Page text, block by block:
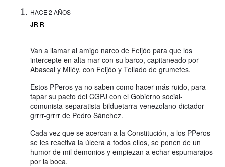
HACE 2 AÑOS
JR R
Van a llamar al amigo narco de Feijóo para que los
intercepte en alta mar con su barco, capitaneado por
Abascal y Miléy, con Feijóo y Tellado de grumetes.
Estos PPeros ya no saben como hacer más ruido, para
tapar su pacto del CGPJ con el Gobierno social-
comunista-separatista-bilduetarra-venezolano-dictador-
grrrr-grrrr de Pedro Sánchez.
Cada vez que se acercan a la Constitución, a los PPeros
se les reactiva la úlcera a todos ellos, se ponen de un
humor de mil demonios y empiezan a echar espumarajos
por la boca.